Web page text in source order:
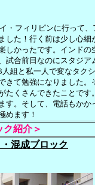
・フィリピンに行って、
した！行く前は少し心細
しかったです。インドの
試合前日なのにスタジア
組と私一人で変なタク
きて勉強になりました。
たくさんできたことです
す。そして、電話もかか
めます！
ク紹介＞
混成ブロック